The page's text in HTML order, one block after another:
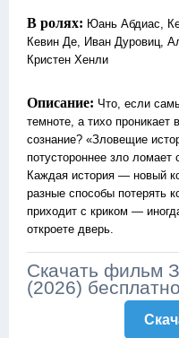
В ролях: Юань Абдиас,
Кевин Де, Иван Дуровиц,
Кристен Хенли
Описание: Что, если
темноте, а тихо проникает
сознание? «Зловещие
потустороннее зло
Каждая история — новый
разные способы потерять
приходит с криком —
откроете дверь.
Скачать фильм
(2026)